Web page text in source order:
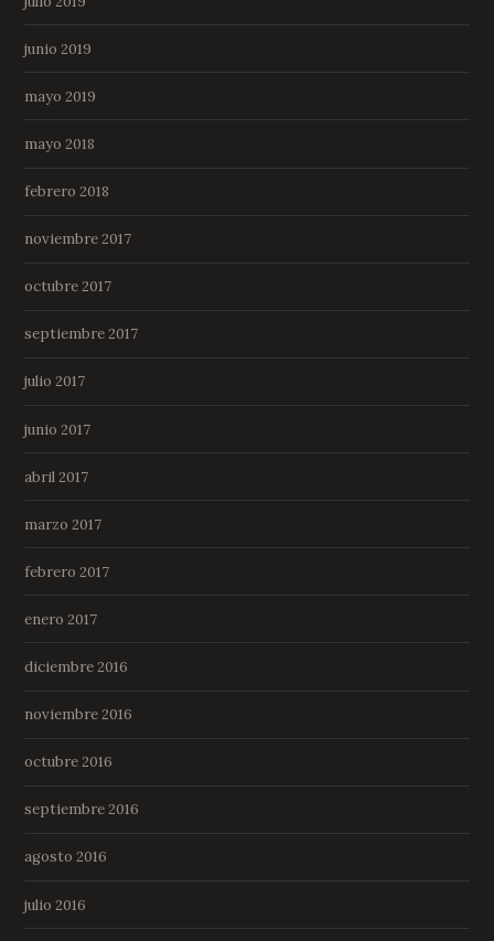
junio 2019
mayo 2019
mayo 2018
febrero 2018
noviembre 2017
octubre 2017
septiembre 2017
julio 2017
junio 2017
abril 2017
marzo 2017
febrero 2017
enero 2017
diciembre 2016
noviembre 2016
octubre 2016
septiembre 2016
agosto 2016
julio 2016